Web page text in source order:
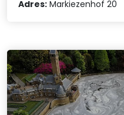
Adres: Markiezenhof 20